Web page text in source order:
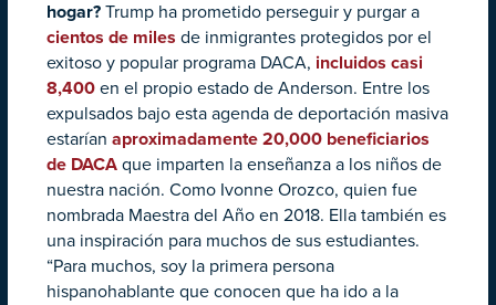
hogar? Trump ha prometido perseguir y purgar a
cientos de miles de inmigrantes protegidos por el
exitoso y popular programa DACA, incluidos casi
8,400 en el propio estado de Anderson. Entre los
expulsados bajo esta agenda de deportación masiva
estarían aproximadamente 20,000 beneficiarios
de DACA que imparten la enseñanza a los niños de
nuestra nación. Como Ivonne Orozco, quien fue
nombrada Maestra del Año en 2018. Ella también es
una inspiración para muchos de sus estudiantes.
“Para muchos, soy la primera persona
hispanohablante que conocen que ha ido a la